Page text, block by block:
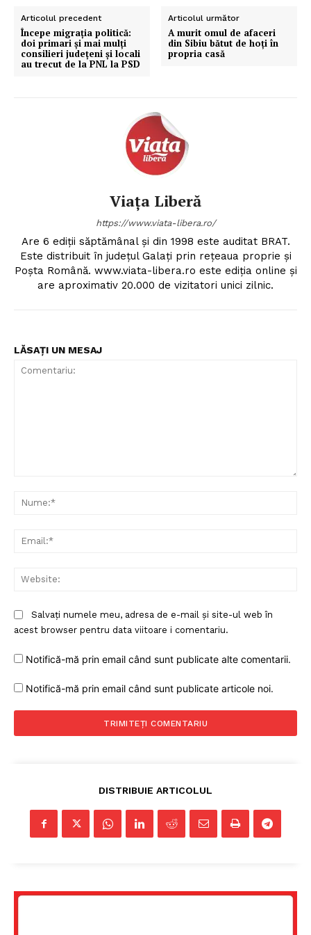
Articolul precedent
Începe migrația politică:
doi primari și mai mulţi
consilieri judeţeni şi locali
au trecut de la PNL la PSD
Articolul următor
A murit omul de afaceri
din Sibiu bătut de hoți în
propria casă
Viața Liberă
https://www.viata-libera.ro/
Are 6 ediții săptămânal și din 1998 este auditat BRAT.
Este distribuit în județul Galați prin rețeaua proprie și
Poșta Română. www.viata-libera.ro este ediția online și
are aproximativ 20.000 de vizitatori unici zilnic.
LĂSAȚI UN MESAJ
Salvați numele meu, adresa de e-mail și site-ul web în
acest browser pentru data viitoare i comentariu.
Notifică-mă prin email când sunt publicate alte comentarii.
Notifică-mă prin email când sunt publicate articole noi.
DISTRIBUIE ARTICOLUL